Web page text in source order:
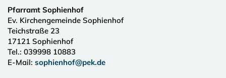
Pfarramt Sophienhof
Ev. Kirchengemeinde Sophienhof
Teichstraße 23
17121 Sophienhof
Tel.: 039998 10883
E-Mail: sophienhof@pek.de